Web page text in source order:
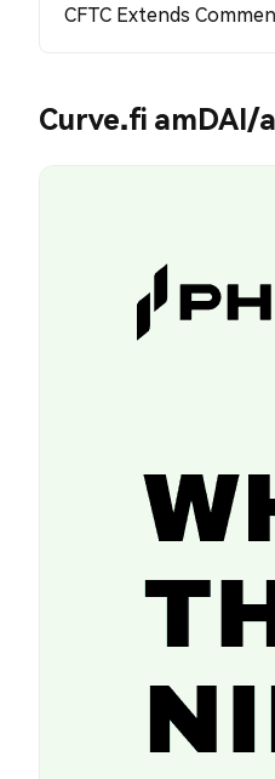
CFTC Extends
Curve.fi amDAI/